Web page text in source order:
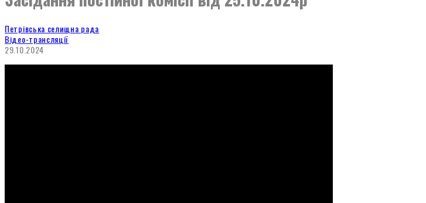
Петрівська селищна рада
Відео-трансляції
29.10.2024